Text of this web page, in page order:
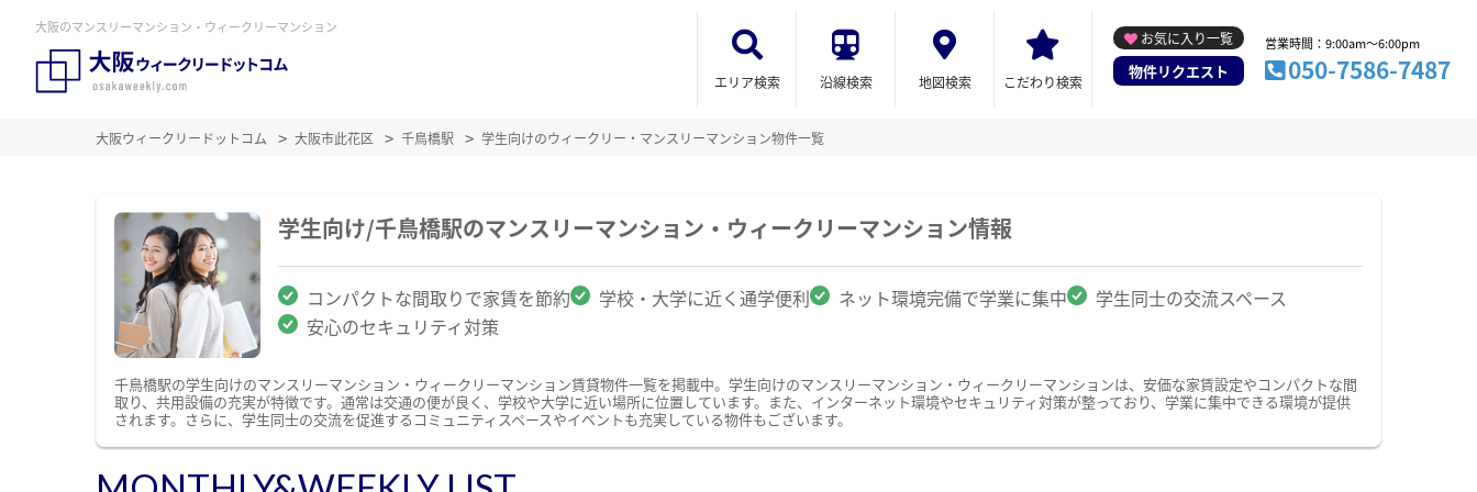
大阪のマンスリーマンション・ウィークリーマンション
エリア検索 沿線検索 地図検索 こだわり検索
お気に入り一覧
物件リクエスト
営業時間：9:00am～6:00pm
050-7586-7487
大阪ウィークリードットコム 大阪市此花区 千鳥橋駅 学生向けのウィークリー・マンスリーマンション物件一覧
学生向け/千鳥橋駅のマンスリーマンション・ウィークリーマンション情報
コンパクトな間取りで家賃を節約 学校・大学に近く通学便利 ネット環境完備で学業に集中
学生同士の交流スペース
安心のセキュリティ対策
千鳥橋駅の学生向けのマンスリーマンション・ウィークリーマンション賃貸物件一覧を掲載中。学生向けのマンスリーマンション・ウィークリーマンションは、安価な家賃設定やコンパクトな間
取り、共用設備の充実が特徴です。通常は交通の便が良く、学校や大学に近い場所に位置しています。また、インターネット環境やセキュリティ対策が整っており、学業に集中できる環境が提供
されます。さらに、学生同士の交流を促進するコミュニティスペースやイベントも充実している物件もございます。